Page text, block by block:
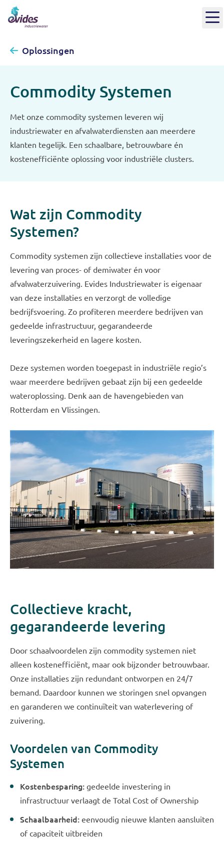
Oplossingen
Commodity Systemen
Met onze commodity systemen leveren wij
industriewater en afvalwaterdiensten aan meerdere
klanten tegelijk. Een schaalbare, betrouwbare én
kostenefficiënte oplossing voor industriële clusters.
Wat zijn Commodity
Systemen?
Commodity systemen zijn collectieve installaties voor de
levering van proces- of demiwater én voor
afvalwaterzuivering. Evides Industriewater is eigenaar
van deze installaties en verzorgt de volledige
bedrijfsvoering. Zo profiteren meerdere bedrijven van
gedeelde infrastructuur, gegarandeerde
leveringszekerheid en lagere kosten.
Deze systemen worden toegepast in industriële regio’s
waar meerdere bedrijven gebaat zijn bij een gedeelde
wateroplossing. Denk aan de havengebieden van
Rotterdam en Vlissingen.
Collectieve kracht,
gegarandeerde levering
Door schaalvoordelen zijn commodity systemen niet
alleen kostenefficiënt, maar ook bijzonder betrouwbaar.
Onze installaties zijn redundant ontworpen en 24/7
bemand. Daardoor kunnen we storingen snel opvangen
en garanderen we continuïteit van waterlevering of
zuivering.
Voordelen van Commodity
Systemen
Kostenbesparing: gedeelde investering in
infrastructuur verlaagt de Total Cost of Ownership
Schaalbaarheid: eenvoudig nieuwe klanten aansluiten
of capaciteit uitbreiden